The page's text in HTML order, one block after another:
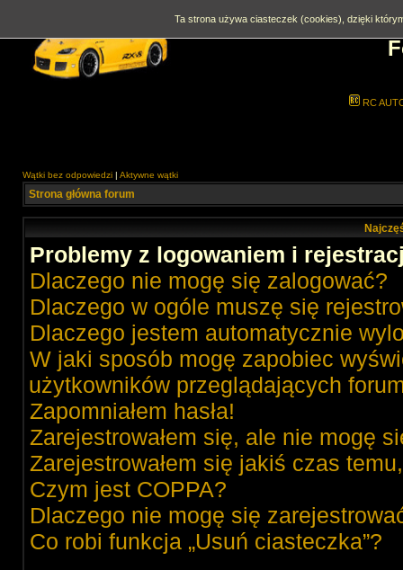
RC
Wątki bez odpowiedzi | Aktywne wątki
Strona główna forum
Problemy z logowaniem i
Dlaczego nie mogę się zalogować?
Dlaczego w ogóle muszę się
Dlaczego jestem automatycznie
W jaki sposób mogę zapobiec
użytkowników przeglądających
Zapomniałem hasła!
Zarejestrowałem się, ale nie mogę
Zarejestrowałem się jakiś czas
Czym jest COPPA?
Dlaczego nie mogę się
Co robi funkcja „Usuń ciasteczka”?
Ta strona używa ciasteczek (cookies), dzięki